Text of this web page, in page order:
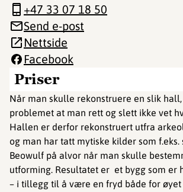
Priser
Når man skulle rekonstruere en slik
problemet at man rett og slett ikke vet
Hallen er derfor rekonstruert utfra
og man har tatt mytiske kilder som f.eks.
Beowulf på alvor når man skulle
utforming. Resultatet er et bygg som er
– i tillegg til å være en fryd både for øyet
+47 33 07 18 50
Send e-post
Nettside
Facebook